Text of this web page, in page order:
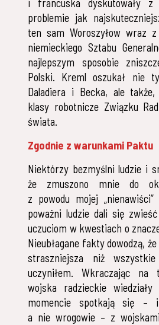
i francuska dyskutowały z
problemie jak
ten sam Woroszyłow wraz
niemieckiego Sztabu
najlepszym sposobie
Polski. Kreml oszukał nie
Daladiera i Becka, ale
klasy robotnicze Związku
świata.
Zgodnie z warunkami Paktu
Niektórzy bezmyślni ludzie i
że zmuszono mnie do
z powodu mojej
poważni ludzie dali się
uczuciom w kwestiach o
Nieubłagane fakty dowodzą,
straszniejsza niż
uczyniłem. Wkraczając na
wojska radzieckie
momencie spotkają się –
a nie wrogowie – z